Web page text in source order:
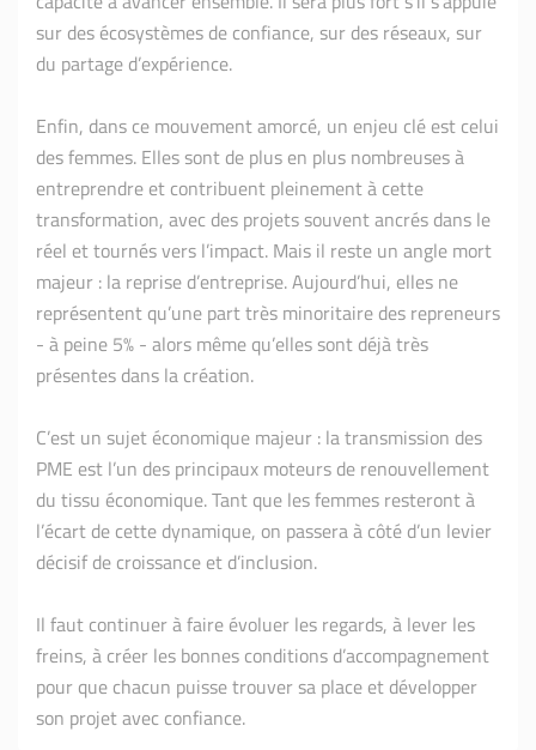
sur des écosystèmes de confiance, sur des réseaux, sur
du partage d’expérience.
Enfin, dans ce mouvement amorcé, un enjeu clé est celui
des femmes. Elles sont de plus en plus nombreuses à
entreprendre et contribuent pleinement à cette
transformation, avec des projets souvent ancrés dans le
réel et tournés vers l’impact. Mais il reste un angle mort
majeur : la reprise d’entreprise. Aujourd’hui, elles ne
représentent qu’une part très minoritaire des repreneurs
- à peine 5% - alors même qu’elles sont déjà très
présentes dans la création.
C’est un sujet économique majeur : la transmission des
PME est l’un des principaux moteurs de renouvellement
du tissu économique. Tant que les femmes resteront à
l’écart de cette dynamique, on passera à côté d’un levier
décisif de croissance et d’inclusion.
Il faut continuer à faire évoluer les regards, à lever les
freins, à créer les bonnes conditions d’accompagnement
pour que chacun puisse trouver sa place et développer
son projet avec confiance.